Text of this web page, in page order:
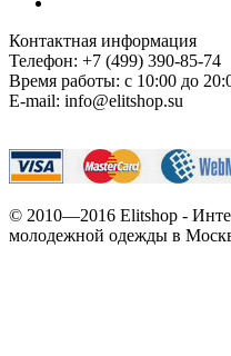
Контактная информация
Телефон: +7 (499) 390-85-74
Время работы: с 10:00 до
E-mail: info@elitshop.su
© 2010—2016 Elitshop -
молодежной одежды в